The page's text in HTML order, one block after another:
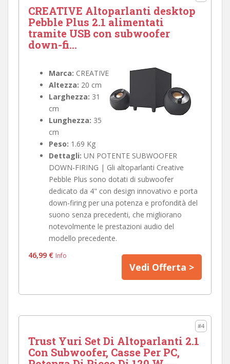
CREATIVE Altoparlanti desktop
Pebble Plus 2.1 alimentati
tramite USB con subwoofer
down-fi...
Marca: CREATIVE
Altezza: 20 cm
Larghezza: 31
cm
Lunghezza: 35
cm
Peso: 1.69 Kg
Dettagli: UN POTENTE SUBWOOFER
DOWN-FIRING | Gli altoparlanti Creative
Pebble Plus sono dotati di subwoofer
dedicato da 4" con design innovativo e porta
down-firing per una potenza e profondità del
suono senza precedenti, che migliorano
notevolmente le prestazioni audio del
modello precedente.
46,99 € Info
Vedi Offerta >
#4
Trust Yuri Set Di Altoparlanti 2.1
Con Subwoofer, Casse Per PC,